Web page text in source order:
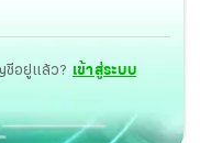
อยู่แล้ว? เข้าสู่ระบบ